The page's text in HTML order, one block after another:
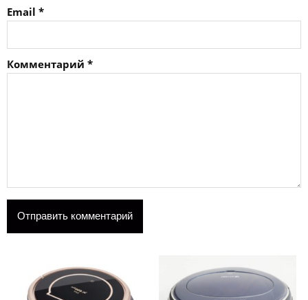
Email *
Комментарий *